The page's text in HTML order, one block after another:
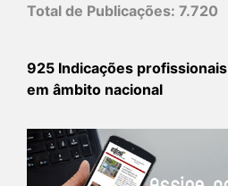
Total de Publicações: 7.720
925 Indicações profissionais
em âmbito nacional